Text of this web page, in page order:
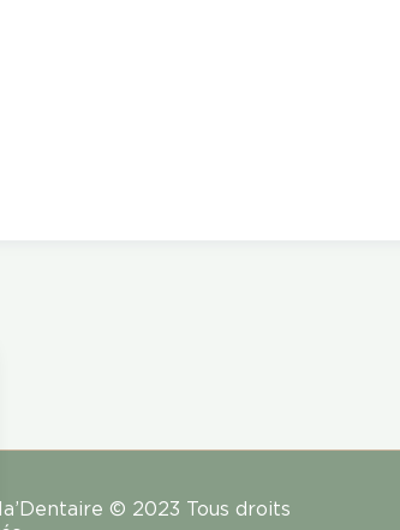
© 2023 Tous droits